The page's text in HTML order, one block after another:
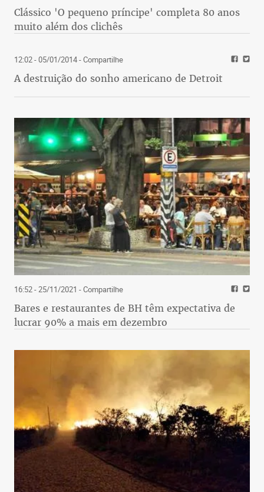
Clássico 'O pequeno príncipe' completa 80 anos
muito além dos clichês
12:02 - 05/01/2014- Compartilhe
A destruição do sonho americano de Detroit
16:52 - 25/11/2021 - Compartilhe
Bares e restaurantes de BH têm expectativa de
lucrar 90% a mais em dezembro